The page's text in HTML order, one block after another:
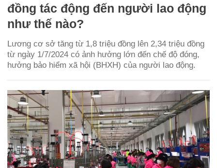
đồng tác động đến người lao động
như thế nào?
Lương cơ sở tăng từ 1,8 triệu đồng lên 2,34 triệu đồng
từ ngày 1/7/2024 có ảnh hưởng lớn đến chế độ đóng,
hưởng bảo hiểm xã hội (BHXH) của người lao động.